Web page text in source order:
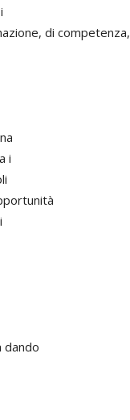
di competenza,
i
dando